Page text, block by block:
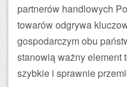
partnerów handlowych
towarów odgrywa
gospodarczym obu
stanowią ważny element
szybkie i sprawnie